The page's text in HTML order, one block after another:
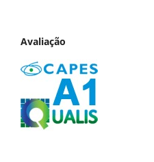
Avaliação